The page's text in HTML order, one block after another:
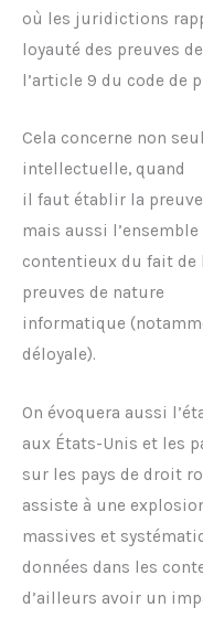
où les juridictions
loyauté des preuves de
l’article 9 du code de
Cela concerne non
intellectuelle, quand
il faut établir la
mais aussi l’ensemble
contentieux du fait de
preuves de nature
informatique
déloyale).
On évoquera aussi
aux États-Unis et les
sur les pays de droit
assiste à une
massives et
données dans les
d’ailleurs avoir un